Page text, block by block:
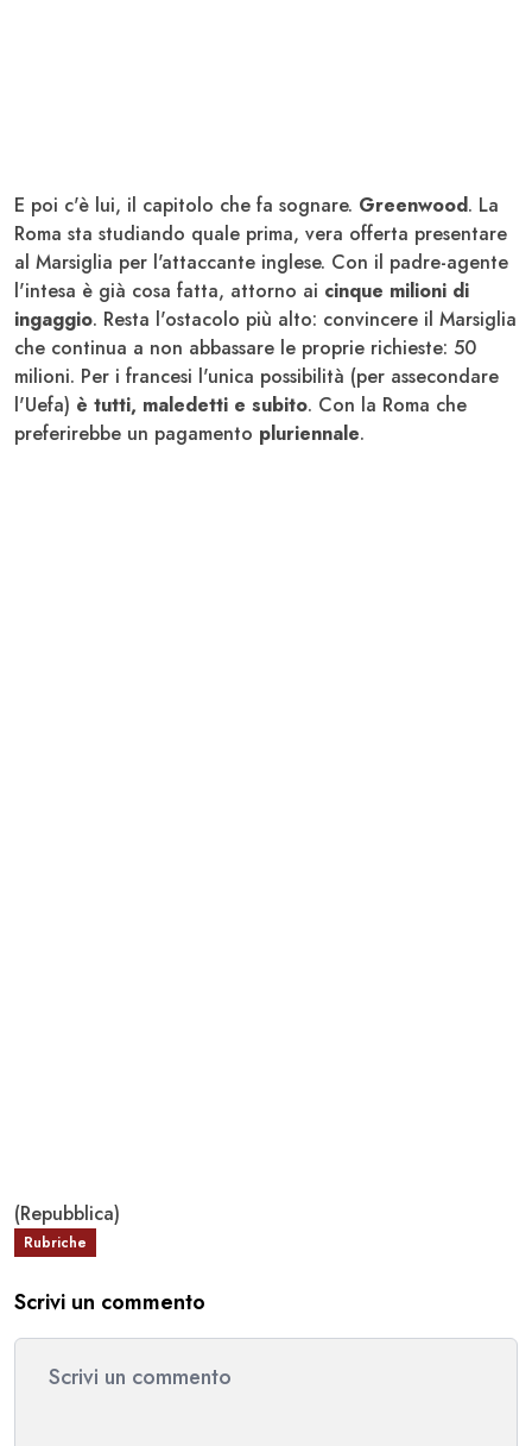
E poi c'è lui, il capitolo che fa sognare. Greenwood. La
Roma sta studiando quale prima, vera offerta presentare
al Marsiglia per l'attaccante inglese. Con il padre-agente
l'intesa è già cosa fatta, attorno ai cinque milioni di
ingaggio. Resta l'ostacolo più alto: convincere il Marsiglia
che continua a non abbassare le proprie richieste: 50
milioni. Per i francesi l'unica possibilità (per assecondare
l'Uefa) è tutti, maledetti e subito. Con la Roma che
preferirebbe un pagamento pluriennale.
(Repubblica)
Rubriche
Scrivi un commento